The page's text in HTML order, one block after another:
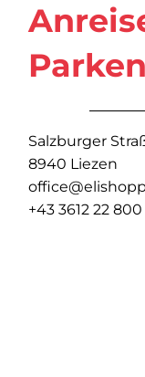
Parken
Salzburger
8940 Liezen
+43 3612 22 800